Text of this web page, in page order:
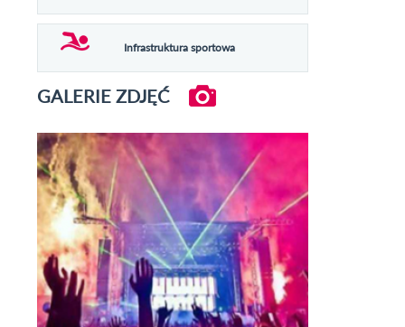
Infrastruktura sportowa
GALERIE ZDJĘĆ